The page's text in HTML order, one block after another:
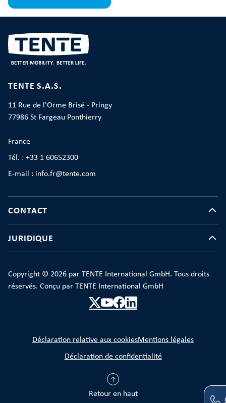
TENTE S.A.S.
11 Rue de l'Orme Brisé - Pringy
77986 St Fargeau Ponthierry
France
Tél. : +33 1 60652300
E-mail : info.fr@tente.com
CONTACT
JURIDIQUE
Copyright © 2026 par TENTE International GmbH. Tous droits
réservés. Conçu par TENTE International GmbH
Retour en haut
Déclaration relative aux cookiesMentions légales
Déclaration de confidentialité